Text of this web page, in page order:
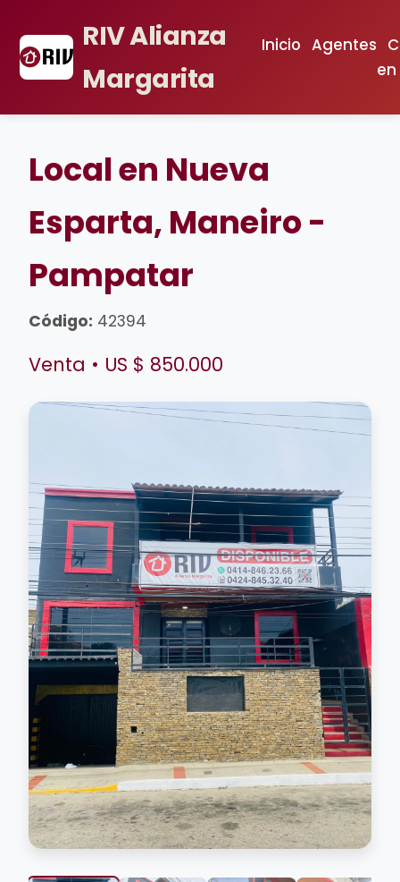
RIV Alianza
Margarita
Inicio Agentes
Local en Nueva
Esparta, Maneiro -
Pampatar
Código: 42394
Venta • US $ 850.000